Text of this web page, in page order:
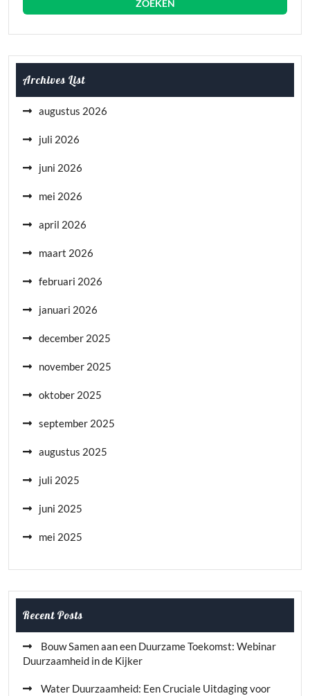
Archives List
augustus 2026
juli 2026
juni 2026
mei 2026
april 2026
maart 2026
februari 2026
januari 2026
december 2025
november 2025
oktober 2025
september 2025
augustus 2025
juli 2025
juni 2025
mei 2025
Recent Posts
Bouw Samen aan een Duurzame Toekomst: Webinar
Duurzaamheid in de Kijker
Water Duurzaamheid: Een Cruciale Uitdaging voor